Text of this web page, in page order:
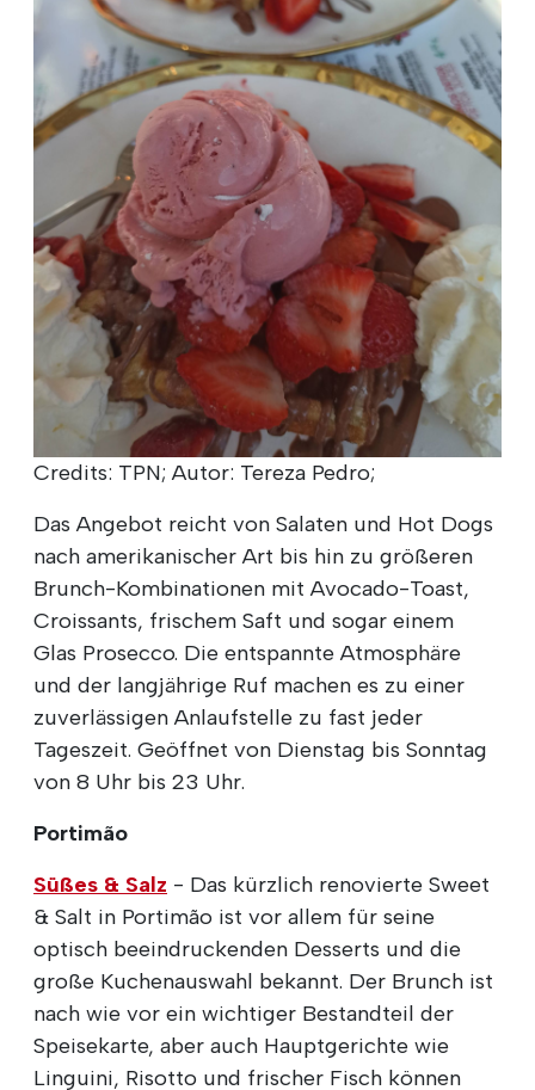
Credits: TPN; Autor: Tereza Pedro;
Das Angebot reicht von Salaten und Hot Dogs
nach amerikanischer Art bis hin zu größeren
Brunch-Kombinationen mit Avocado-Toast,
Croissants, frischem Saft und sogar einem
Glas Prosecco. Die entspannte Atmosphäre
und der langjährige Ruf machen es zu einer
zuverlässigen Anlaufstelle zu fast jeder
Tageszeit. Geöffnet von Dienstag bis Sonntag
von 8 Uhr bis 23 Uhr.
Portimão
Süßes & Salz - Das kürzlich renovierte Sweet
& Salt in Portimão ist vor allem für seine
optisch beeindruckenden Desserts und die
große Kuchenauswahl bekannt. Der Brunch ist
nach wie vor ein wichtiger Bestandteil der
Speisekarte, aber auch Hauptgerichte wie
Linguini, Risotto und frischer Fisch können